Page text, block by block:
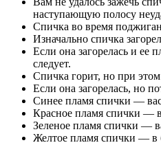
наступающую полосу
Спичка во время
Изначально спичка
Если она загорелась и ее
следует.
Спичка горит, но при
Если она загорелась, но
Синее пламя спички —
Красное пламя спички —
Зеленое пламя спички —
Желтое пламя спички — в